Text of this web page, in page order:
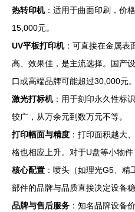
热转印机：适用于曲面印刷，价
15,000元。
UV平板打印机：可直接在金属表
高、效果佳，是主流选择。国产
口或高端品牌可能超过30,000元。
激光打标机：用于刻印永久性标
较广，从万余元到数万元不等。
打印幅面与精度 ：打印面积越大
格也相应上升。对于U盘等小物件
核心配置 ：喷头（如理光G5、
部件的品牌与品质直接决定设备
品牌与售后服务 ：知名品牌设备